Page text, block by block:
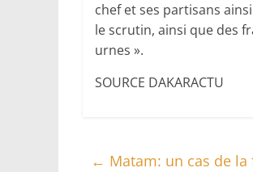
chef et ses partisans
le scrutin, ainsi que des
urnes ».
SOURCE DAKARACTU
← Matam: un cas de